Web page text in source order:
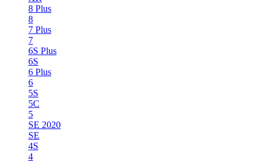
8 Plus
8
7 Plus
7
6S Plus
6S
6 Plus
6
5S
5C
5
SE 2020
SE
4S
4